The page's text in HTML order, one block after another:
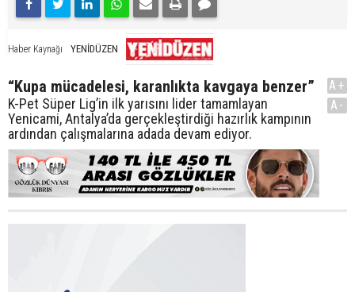
Haber Kaynağı YENİDÜZEN
“Kupa mücadelesi, karanlıkta kavgaya benzer”
K-Pet Süper Lig’in ilk yarısını lider tamamlayan
Yenicami, Antalya’da gerçekleştirdiği hazırlık kampının
ardından çalışmalarına adada devam ediyor.
A+
A-